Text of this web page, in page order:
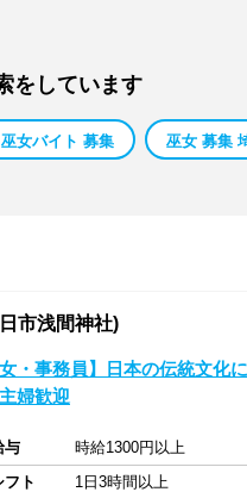
をしています
巫女バイト 募集 巫女 募集
市浅間神社)
女・事務員】日本の伝統文
婦歓迎
与
時給1300円以上
フト
1日3時間以上